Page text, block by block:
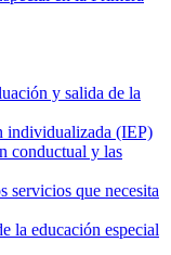
y salida de la
individualizada (IEP)
conductual y las
servicios que necesita
la educación especial